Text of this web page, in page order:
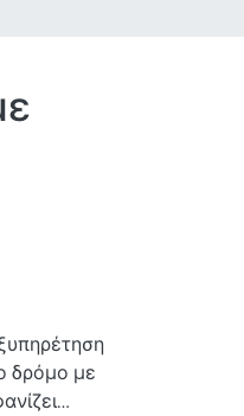
δρόμο με